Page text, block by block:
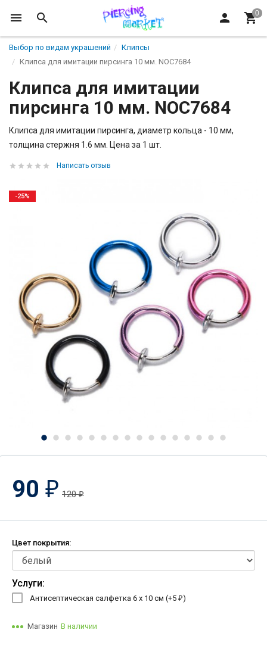
Выбор по видам украшений
Клипсы
Клипса для имитации пирсинга 10 мм. NOC7684
Клипса для имитации
пирсинга 10 мм. NOC7684
​Клипса для имитации пирсинга, диаметр кольца - 10 мм,
толщина стержня 1.6 мм. Цена за 1 шт.
Написать отзыв
-25%
90 ₽ 120₽
Цвет покрытия:
Услуги:
Антисептическая салфетка 6 х 10 см (+5 ₽)
Магазин В наличии